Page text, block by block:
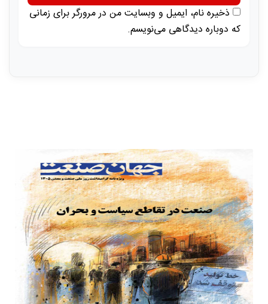
ذخیره نام، ایمیل و وبسایت من در مرورگر برای زمانی
که دوباره دیدگاهی می‌نویسم.